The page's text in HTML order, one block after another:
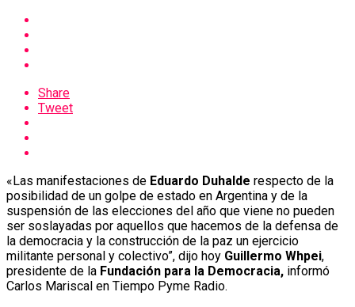
Share
Tweet
«Las manifestaciones de Eduardo Duhalde respecto de la
posibilidad de un golpe de estado en Argentina y de la
suspensión de las elecciones del año que viene no pueden
ser soslayadas por aquellos que hacemos de la defensa de
la democracia y la construcción de la paz un ejercicio
militante personal y colectivo”, dijo hoy Guillermo Whpei,
presidente de la Fundación para la Democracia, informó
Carlos Mariscal en Tiempo Pyme Radio.